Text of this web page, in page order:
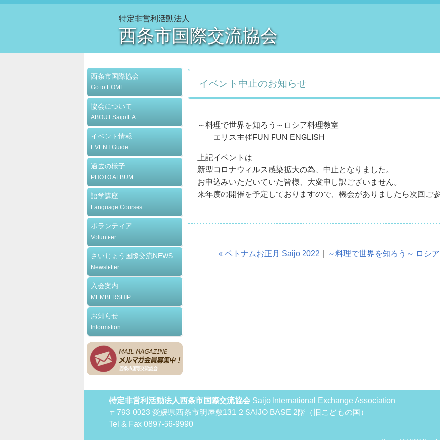
特定非営利活動法人
西条市国際交流協会
西条市国際協会
Go to HOME
協会について
ABOUT SaijoIEA
イベント情報
EVENT Guide
過去の様子
PHOTO ALBUM
語学講座
Language Courses
ボランティア
Volunteer
さいじょう国際交流NEWS
Newsletter
入会案内
MEMBERSHIP
お知らせ
Information
イベント中止のお知らせ
～料理で世界を知ろう～ロシア料理教室
エリス主催FUN FUN ENGLISH
上記イベントは
新型コロナウィルス感染拡大の為、中止となりました。
お申込みいただいていた皆様、大変申し訳ございません。
来年度の開催を予定しておりますので、機会がありましたら次回ご
« ベトナムお正月 Saijo 2022 ～料理で世界を知ろう～ ロシ
特定非営利活動法人西条市国際交流協会 Saijo International Exchange Association
〒793-0023 愛媛県西条市明屋敷131-2 SAIJO BASE 2階（旧こどもの国）
Tel & Fax 0897-66-9990